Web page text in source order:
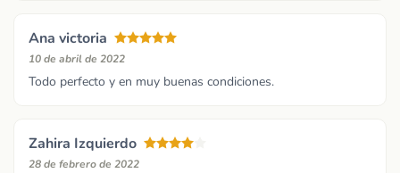
Ana victoria
10 de abril de 2022
Todo perfecto y en muy buenas condiciones.
Zahira Izquierdo
28 de febrero de 2022